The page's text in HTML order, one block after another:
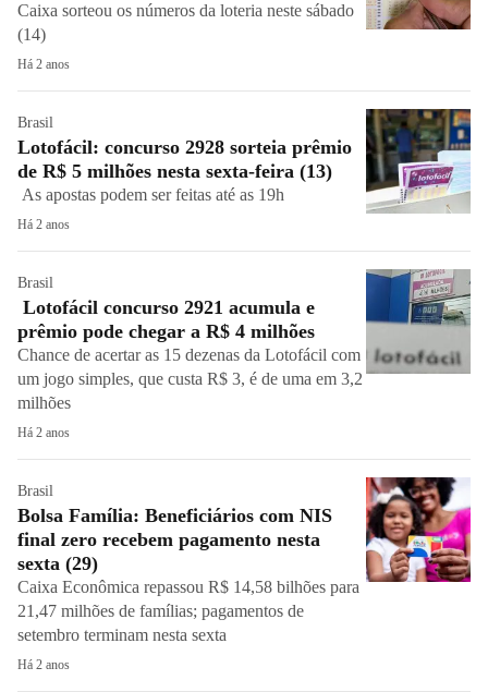
Caixa sorteou os números da loteria neste sábado
(14)
Há 2 anos
Brasil
Lotofácil: concurso 2928 sorteia prêmio
de R$ 5 milhões nesta sexta-feira (13)
As apostas podem ser feitas até as 19h
Há 2 anos
Brasil
Lotofácil concurso 2921 acumula e
prêmio pode chegar a R$ 4 milhões
Chance de acertar as 15 dezenas da Lotofácil com
um jogo simples, que custa R$ 3, é de uma em 3,2
milhões
Há 2 anos
Brasil
Bolsa Família: Beneficiários com NIS
final zero recebem pagamento nesta
sexta (29)
Caixa Econômica repassou R$ 14,58 bilhões para
21,47 milhões de famílias; pagamentos de
setembro terminam nesta sexta
Há 2 anos